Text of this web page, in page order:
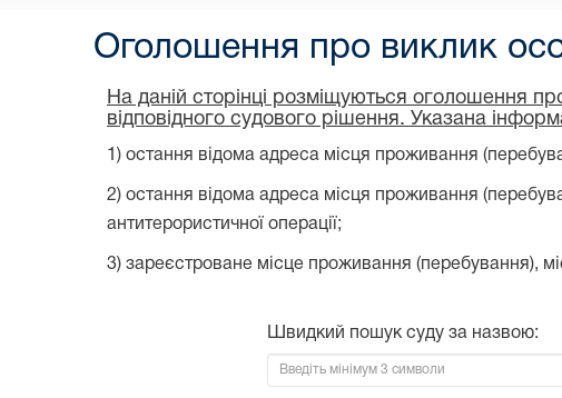
Оголошення про виклик
На даній сторінці розміщуються оголошення
відповідного судового рішення. Указана
1) остання відома адреса місця проживання
2) остання відома адреса місця проживання
антитерористичної операції;
3) зареєстроване місце проживання (перебування),
Швидкий пошук суду за назвою: